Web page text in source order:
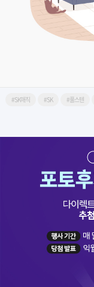
#SK매직 #SK #풀스텐